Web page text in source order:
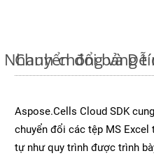
chóng và Dễ
Chuyển đổi bảng
Aspose.Cells Cloud SDK
chuyển đổi các tệp MS Excel
tự như quy trình được trình